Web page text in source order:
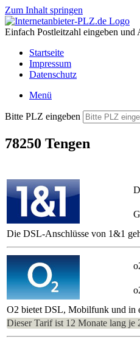
Zum Inhalt springen
Einfach Postleitzahl eingeben und
Startseite
Impressum
Datenschutz
Menü
Bitte PLZ eingeben
78250 Tengen
Die DSL-Anschlüsse von 1&1
O2 bietet DSL, Mobilfunk und in
Dieser Tarif ist 12 Monate lang je